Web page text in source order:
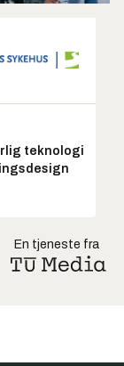
teknologi
En tjeneste fra